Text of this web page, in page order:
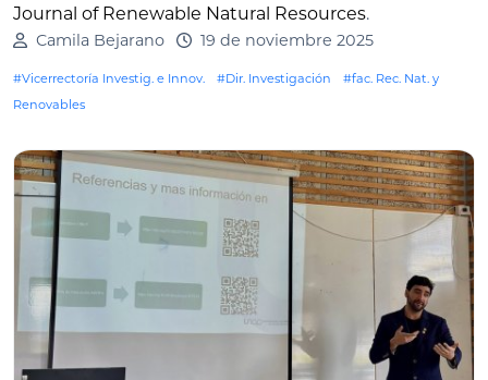
Journal of Renewable Natural Resources.
Camila Bejarano 19 de noviembre 2025
#Vicerrectoría Investig. e Innov. #Dir. Investigación
#fac. Rec. Nat. y
Renovables